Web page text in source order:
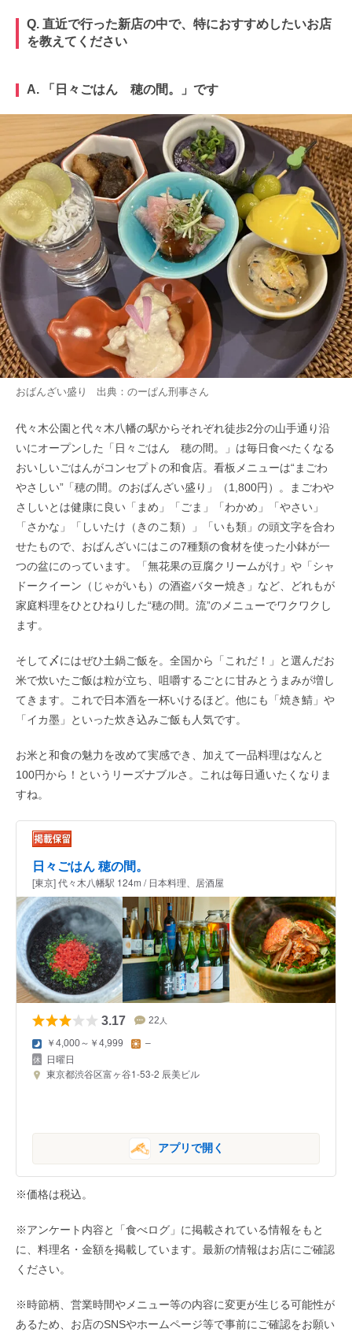
Q. 直近で行った新店の中で、特におすすめしたいお店
を教えてください
A. 「日々ごはん 穂の間。」です
おばんざい盛り 出典： のーぱん刑事さん
代々木公園と代々木八幡の駅からそれぞれ徒歩2分の山手通り沿
いにオープンした「日々ごはん 穂の間。」は毎日食べたくなる
おいしいごはんがコンセプトの和食店。看板メニューは“まごわ
やさしい”「穂の間。のおばんざい盛り」（1,800円）。まごわや
さしいとは健康に良い「まめ」「ごま」「わかめ」「やさい」
「さかな」「しいたけ（きのこ類）」「いも類」の頭文字を合わ
せたもので、おばんざいにはこの7種類の食材を使った小鉢が一
つの盆にのっています。「無花果の豆腐クリームがけ」や「シャ
ドークイーン（じゃがいも）の酒盗バター焼き」など、どれもが
家庭料理をひとひねりした“穂の間。流”のメニューでワクワクし
ます。
そして〆にはぜひ土鍋ご飯を。全国から「これだ！」と選んだお
米で炊いたご飯は粒が立ち、咀嚼するごとに甘みとうまみが増し
てきます。これで日本酒を一杯いけるほど。他にも「焼き鯖」や
「イカ墨」といった炊き込みご飯も人気です。
お米と和食の魅力を改めて実感でき、加えて一品料理はなんと
100円から！というリーズナブルさ。これは毎日通いたくなりま
すね。
日々ごはん 穂の間。
[東京] 代々木八幡駅 124m / 日本料理、居酒屋
3.17 22 人
￥4,000～￥4,999 –
日曜日
東京都渋谷区富ヶ谷1-53-2 辰美ビル
アプリで開く
※価格は税込。
※アンケート内容と「食べログ」に掲載されている情報をもと
に、料理名・金額を掲載しています。最新の情報はお店にご確認
ください。
※時節柄、営業時間やメニュー等の内容に変更が生じる可能性が
あるため、お店のSNSやホームページ等で事前にご確認をお願い